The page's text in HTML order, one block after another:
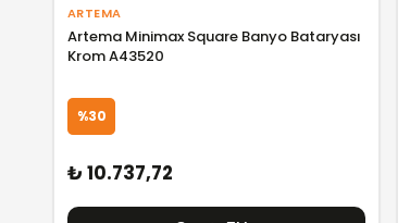
ARTEMA
Artema Minimax Square Banyo Bataryası
Krom A43520
%30
₺ 10.737,72